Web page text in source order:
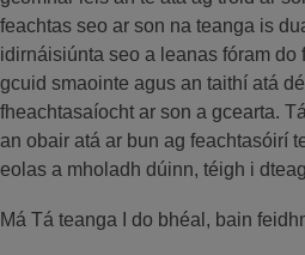
feachtas seo ar son na teanga is
idirnáisiúnta seo a leanas fóram
gcuid smaointe agus an taithí atá
fheachtasaíocht ar son a gcearta.
an obair atá ar bun ag feachtasóirí
eolas a mholadh dúinn, téigh i
Má Tá teanga I do bhéal, bain